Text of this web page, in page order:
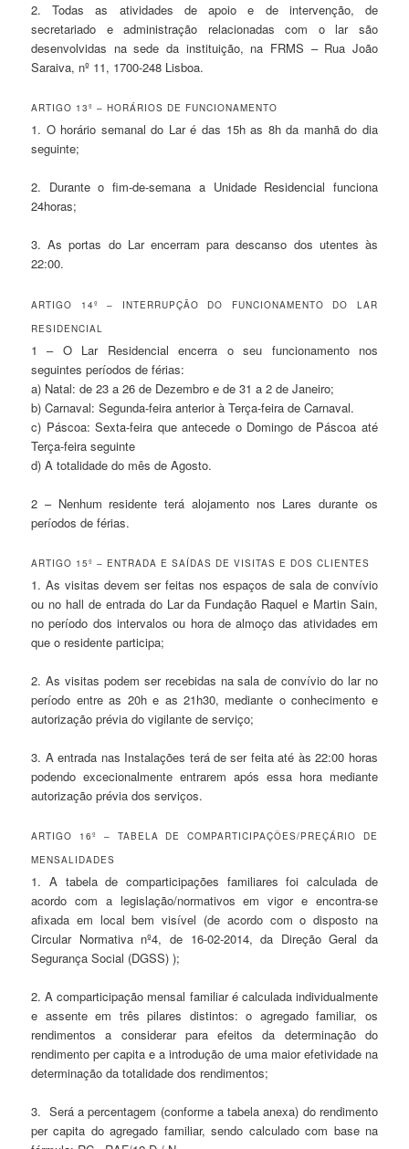
2. Todas as atividades de apoio e de intervenção, de
secretariado e administração relacionadas com o lar são
desenvolvidas na sede da instituição, na FRMS – Rua João
Saraiva, nº 11, 1700-248 Lisboa.
ARTIGO 13º – HORÁRIOS DE FUNCIONAMENTO
1. O horário semanal do Lar é das 15h as 8h da manhã do dia
seguinte;
2. Durante o fim-de-semana a Unidade Residencial funciona
24horas;
3. As portas do Lar encerram para descanso dos utentes às
22:00.
ARTIGO 14º – INTERRUPÇÃO DO FUNCIONAMENTO DO LAR
RESIDENCIAL
1 – O Lar Residencial encerra o seu funcionamento nos
seguintes períodos de férias:
a) Natal: de 23 a 26 de Dezembro e de 31 a 2 de Janeiro;
b) Carnaval: Segunda-feira anterior à Terça-feira de Carnaval.
c) Páscoa: Sexta-feira que antecede o Domingo de Páscoa até
Terça-feira seguinte
d) A totalidade do mês de Agosto.
2 – Nenhum residente terá alojamento nos Lares durante os
períodos de férias.
ARTIGO 15º – ENTRADA E SAÍDAS DE VISITAS E DOS CLIENTES
1. As visitas devem ser feitas nos espaços de sala de convívio
ou no hall de entrada do Lar da Fundação Raquel e Martin Sain,
no período dos intervalos ou hora de almoço das atividades em
que o residente participa;
2. As visitas podem ser recebidas na sala de convívio do lar no
período entre as 20h e as 21h30, mediante o conhecimento e
autorização prévia do vigilante de serviço;
3. A entrada nas Instalações terá de ser feita até às 22:00 horas
podendo excecionalmente entrarem após essa hora mediante
autorização prévia dos serviços.
ARTIGO 16º – TABELA DE COMPARTICIPAÇÕES/PREÇÁRIO DE
MENSALIDADES
1. A tabela de comparticipações familiares foi calculada de
acordo com a legislação/normativos em vigor e encontra-se
afixada em local bem visível (de acordo com o disposto na
Circular Normativa nº4, de 16-02-2014, da Direção Geral da
Segurança Social (DGSS) );
2. A comparticipação mensal familiar é calculada individualmente
e assente em três pilares distintos: o agregado familiar, os
rendimentos a considerar para efeitos da determinação do
rendimento per capita e a introdução de uma maior efetividade na
determinação da totalidade dos rendimentos;
3. Será a percentagem (conforme a tabela anexa) do rendimento
per capita do agregado familiar, sendo calculado com base na